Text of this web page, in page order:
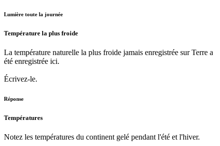
Lumière toute la journée
Température la plus froide
La température naturelle la plus froide jamais enregistrée sur Terre a
été enregistrée ici.
Écrivez-le.
Réponse
Températures
Notez les températures du continent gelé pendant l'été et l'hiver.